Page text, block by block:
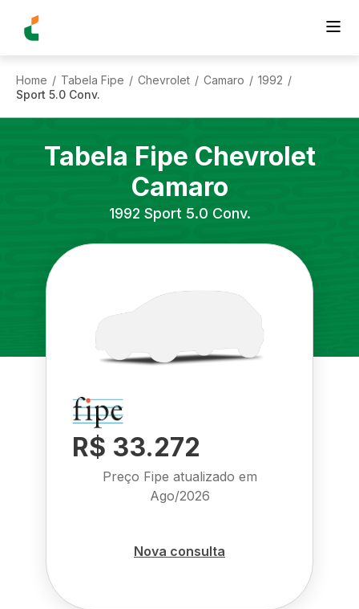
Home / Tabela Fipe / Chevrolet / Camaro / 1992 /
Sport 5.0 Conv.
Tabela Fipe Chevrolet
Camaro
1992 Sport 5.0 Conv.
R$ 33.272
Preço Fipe atualizado em
Ago/2026
Nova consulta